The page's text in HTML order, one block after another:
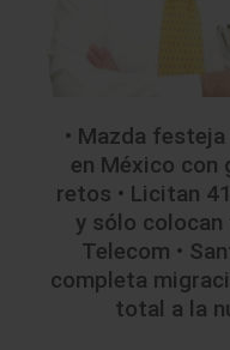
• Mazda
en México con
retos • Licitan
y sólo colocan
Telecom •
completa
total a la